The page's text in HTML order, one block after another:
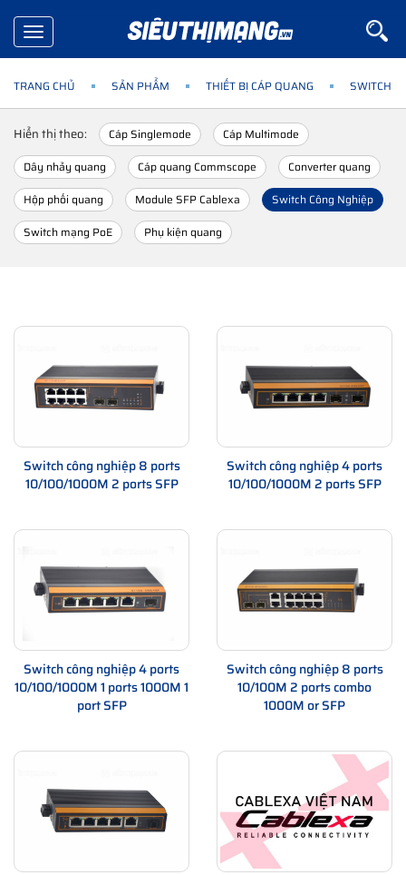
Toggle
navigation
TRANG CHỦ SẢN PHẨM THIẾT BỊ CÁP QUANG SWITCH
Hiển thị theo: Cáp Singlemode
Cáp Multimode
Dây nhảy quang
Cáp quang Commscope
Converter quang
Hộp phối quang
Module SFP Cablexa
Switch Công Nghiệp
Switch mạng PoE
Phụ kiện quang
Switch công nghiệp 8 ports
10/100/1000M 2 ports SFP
Switch công nghiệp 4 ports
10/100/1000M 2 ports SFP
Switch công nghiệp 4 ports
10/100/1000M 1 ports 1000M 1
port SFP
Switch công nghiệp 8 ports
10/100M 2 ports combo
1000M or SFP